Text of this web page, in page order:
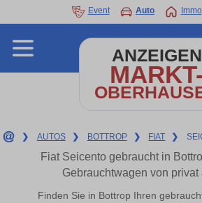
Event Auto Immo
ANZEIGEN
❯ AUTOS ❯ BOTTROP ❯ FIAT ❯
Fiat Seicento gebraucht in
Gebrauchtwagen von privat
Finden Sie in Bottrop Ihren